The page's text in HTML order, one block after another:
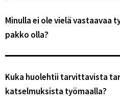
Minulla ei ole vielä vastaavaa
pakko olla?
Kuka huolehtii tarvittavista
katselmuksista työmaalla?